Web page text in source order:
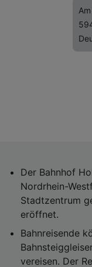
Der Bahnhof
Nordrhein-
Stadtzentrum
eröffnet.
Bahnreisende
vereisen. Der